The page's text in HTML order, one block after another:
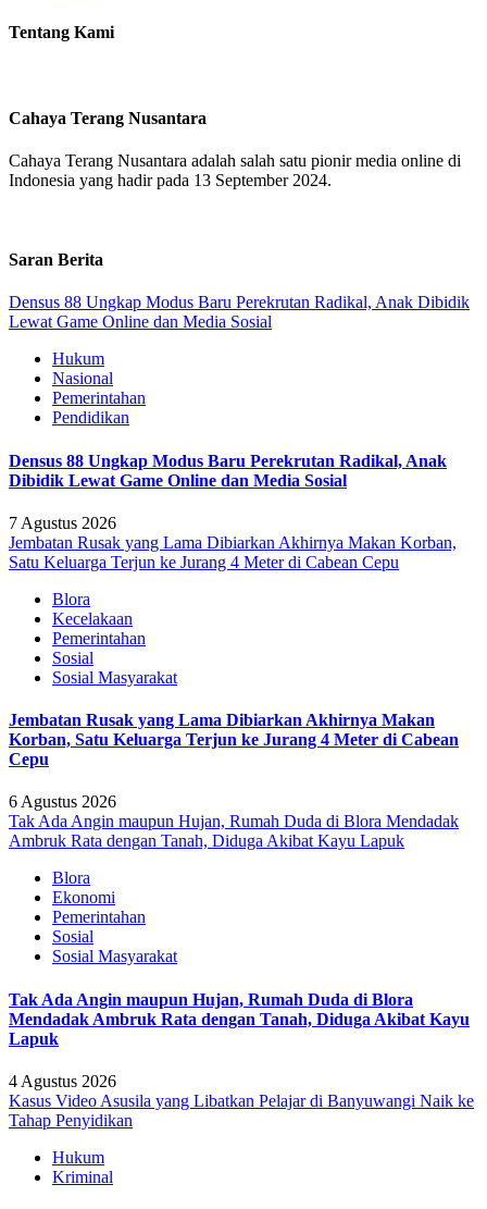
Tentang Kami
Cahaya Terang Nusantara
Cahaya Terang Nusantara adalah salah satu pionir media online di
Indonesia yang hadir pada 13 September 2024.
Saran Berita
Densus 88 Ungkap Modus Baru Perekrutan Radikal, Anak Dibidik
Lewat Game Online dan Media Sosial
Hukum
Nasional
Pemerintahan
Pendidikan
Densus 88 Ungkap Modus Baru Perekrutan Radikal, Anak
Dibidik Lewat Game Online dan Media Sosial
7 Agustus 2026
Jembatan Rusak yang Lama Dibiarkan Akhirnya Makan Korban,
Satu Keluarga Terjun ke Jurang 4 Meter di Cabean Cepu
Blora
Kecelakaan
Pemerintahan
Sosial
Sosial Masyarakat
Jembatan Rusak yang Lama Dibiarkan Akhirnya Makan
Korban, Satu Keluarga Terjun ke Jurang 4 Meter di Cabean
Cepu
6 Agustus 2026
Tak Ada Angin maupun Hujan, Rumah Duda di Blora Mendadak
Ambruk Rata dengan Tanah, Diduga Akibat Kayu Lapuk
Blora
Ekonomi
Pemerintahan
Sosial
Sosial Masyarakat
Tak Ada Angin maupun Hujan, Rumah Duda di Blora
Mendadak Ambruk Rata dengan Tanah, Diduga Akibat Kayu
Lapuk
4 Agustus 2026
Kasus Video Asusila yang Libatkan Pelajar di Banyuwangi Naik ke
Tahap Penyidikan
Hukum
Kriminal